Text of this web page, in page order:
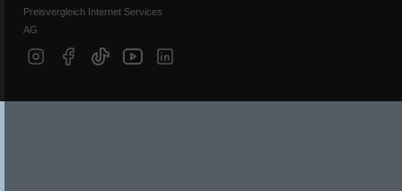
Preisvergleich Internet Services
AG